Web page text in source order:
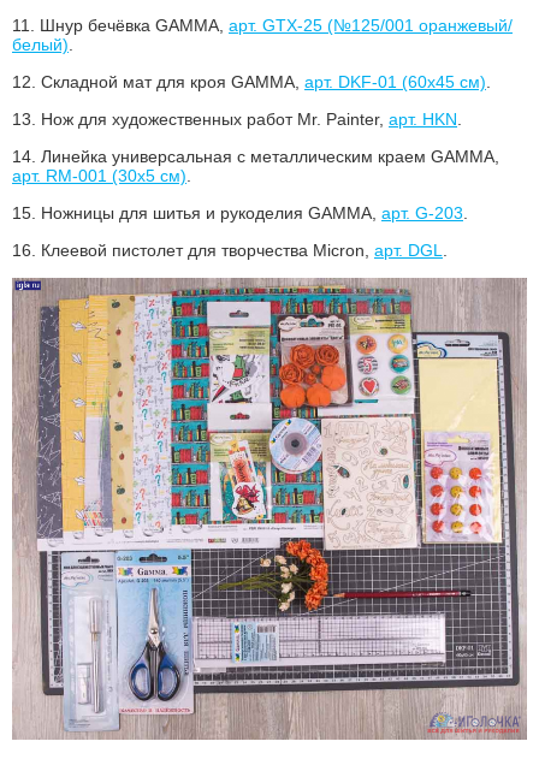
11. Шнур бечёвка GAMMA, арт. GTX-25 (№125/001 оранжевый/
белый).
12. Складной мат для кроя GAMMA, арт. DKF-01 (60x45 см).
13. Нож для художественных работ Mr. Painter, арт. HKN.
14. Линейка универсальная с металлическим краем GAMMA,
арт. RM-001 (30х5 см).
15. Ножницы для шитья и рукоделия GAMMA, арт. G-203.
16. Клеевой пистолет для творчества Micron, арт. DGL.